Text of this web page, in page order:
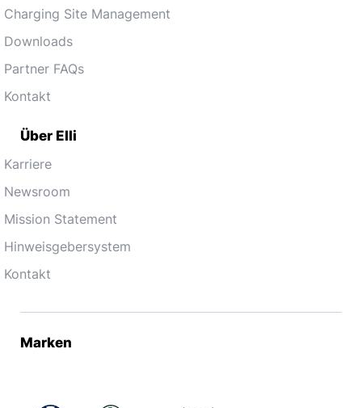
Charging Site Management
Downloads
Partner FAQs
Kontakt
Über Elli
Karriere
Newsroom
Mission Statement
Hinweisgebersystem
Kontakt
Marken